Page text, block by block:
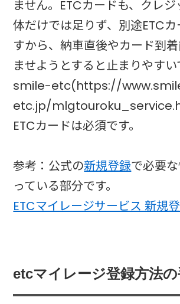
ません。ETCカードも、クレ
体だけでは足りず、別途ETC
すから、納車直後やカード到
ませようとすると止まりやすい
smile-etc(https://
etc.jp/
ETCカードは必須です。
参考：公式の新規登録で必要
っている部分です。
ETCマイレージサービス 新規
etcマイレージ登録方法